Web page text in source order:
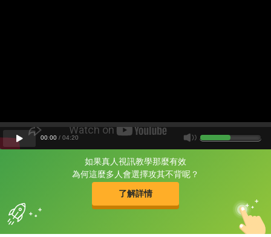
如果真人視訊教學那麼有效
為何這麼多人會選擇攻其不背呢？
了解詳情
片尾有
攻其不背
的品牌故事
00:00 / 04:20